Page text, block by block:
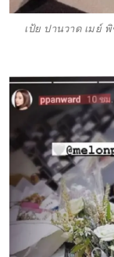
เป้ย ปานวาด เมย์